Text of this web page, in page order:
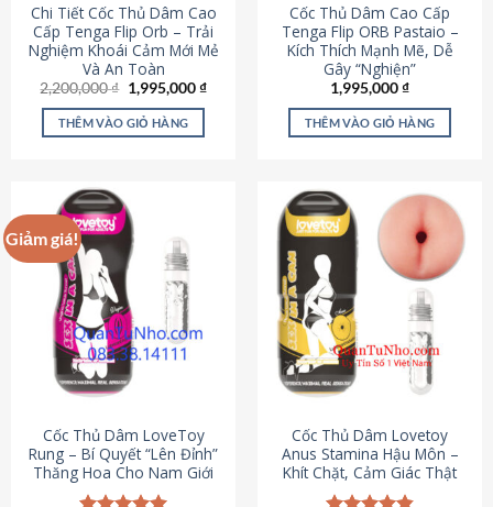
Chi Tiết Cốc Thủ Dâm Cao
Cấp Tenga Flip Orb – Trải
Nghiệm Khoái Cảm Mới Mẻ
Và An Toàn
2,200,000₫ Giá
gốc
là:
2,200,000 ₫.
1,995,000₫Giá
THÊM VÀO GIỎ HÀNG
Cốc Thủ Dâm Cao Cấp
Tenga Flip ORB Pastaio –
Kích Thích Mạnh Mẽ, Dễ
Gây “Nghiện”
1,995,000₫
THÊM VÀO GIỎ HÀNG
Giảm giá!
Cốc Thủ Dâm LoveToy
Rung – Bí Quyết “Lên Đỉnh”
Thăng Hoa Cho Nam Giới
Cốc Thủ Dâm Lovetoy
Anus Stamina Hậu Môn –
Khít Chặt, Cảm Giác Thật